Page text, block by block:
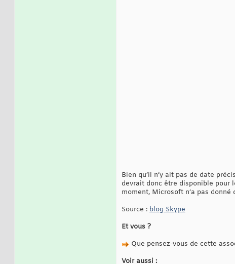
Bien qu’il n’y ait pas de date
devrait donc être disponible pour
moment, Microsoft n’a pas donné
Source : blog Skype
Et vous ?
Que pensez-vous de cette
Voir aussi :